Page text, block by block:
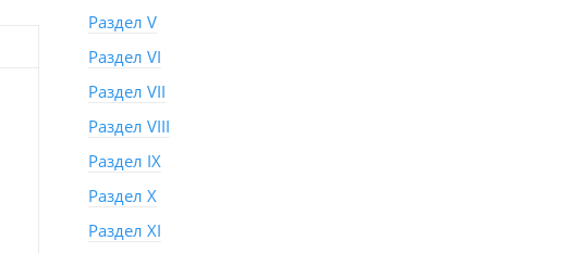
Раздел V
Раздел VI
Раздел VII
Раздел VIII
Раздел IX
Раздел X
Раздел XI